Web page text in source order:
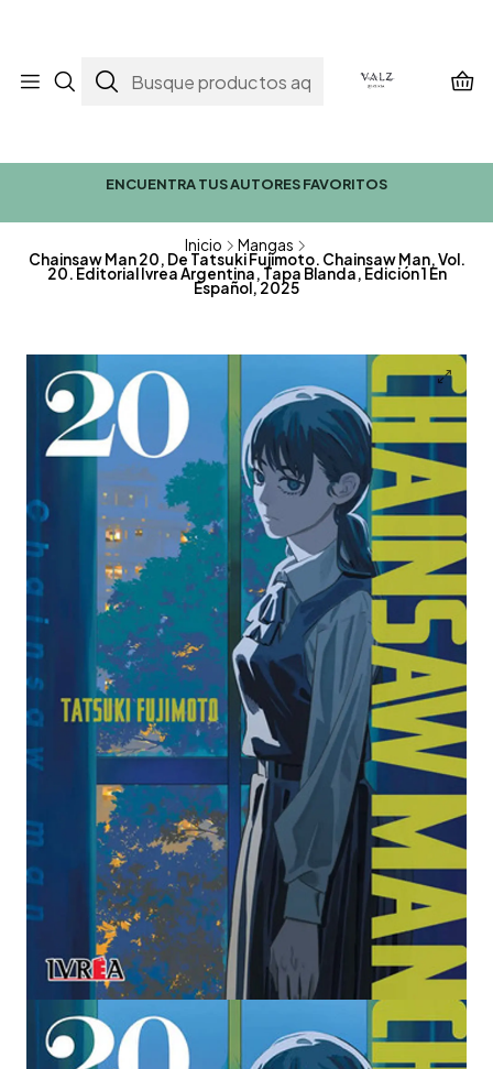
ENCUENTRA TUS AUTORES FAVORITOS
Inicio Mangas
Chainsaw Man 20, De Tatsuki Fujimoto. Chainsaw Man, Vol.
20. Editorial Ivrea Argentina, Tapa Blanda, Edición 1 En
Español, 2025